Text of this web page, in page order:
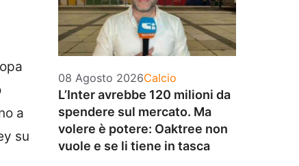
a
su
08 Agosto 2026Categorie
Calcio
L’Inter avrebbe 120 milioni da
spendere sul mercato. Ma
volere è potere: Oaktree non
vuole e se li tiene in tasca